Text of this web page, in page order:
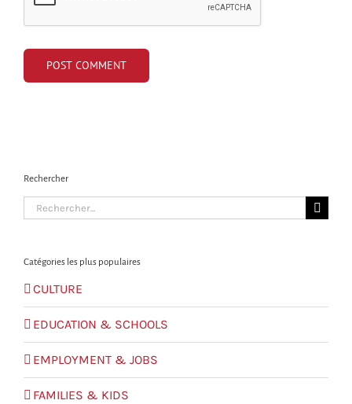
Rechercher
Search
for:
Catégories les plus populaires
CULTURE
EDUCATION & SCHOOLS
EMPLOYMENT & JOBS
FAMILIES & KIDS